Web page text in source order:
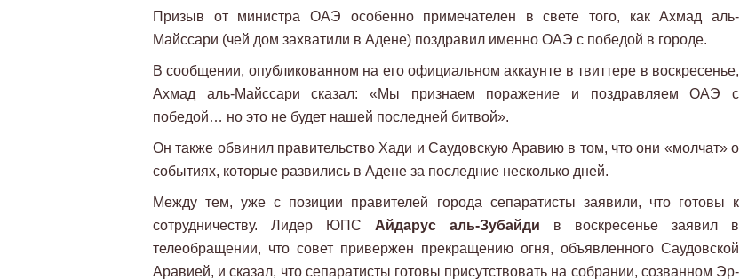
Призыв от министра ОАЭ особенно примечателен в свете того, как Ахмад аль-
Майссари (чей дом захватили в Адене) поздравил именно ОАЭ с победой в городе.
В сообщении, опубликованном на его официальном аккаунте в твиттере в воскресенье,
Ахмад аль-Майссари сказал: «Мы признаем поражение и поздравляем ОАЭ с
победой… но это не будет нашей последней битвой».
Он также обвинил правительство Хади и Саудовскую Аравию в том, что они «молчат» о
событиях, которые развились в Адене за последние несколько дней.
Между тем, уже с позиции правителей города сепаратисты заявили, что готовы к
сотрудничеству. Лидер ЮПС Айдарус аль-Зубайди в воскресенье заявил в
телеобращении, что совет привержен прекращению огня, объявленного Саудовской
Аравией, и сказал, что сепаратисты готовы присутствовать на собрании, созванном Эр-